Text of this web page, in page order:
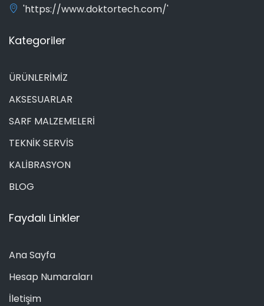
'https://www.doktortech.com/'
Kategoriler
ÜRÜNLERİMİZ
AKSESUARLAR
SARF MALZEMELERİ
TEKNİK SERVİS
KALİBRASYON
BLOG
Faydalı Linkler
Ana Sayfa
Hesap Numaraları
İletişim